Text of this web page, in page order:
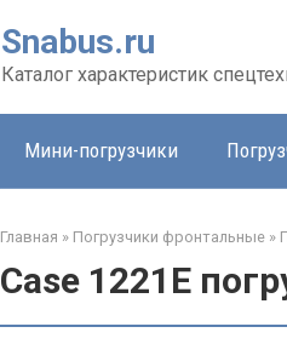
Snabus.ru
Каталог характеристик
Мини-погрузчики
Главная » Погрузчики фронтальные »
Case 1221E